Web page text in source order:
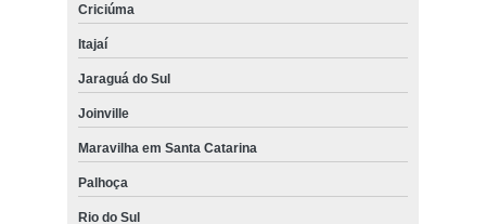
Criciúma
Itajaí
Jaraguá do Sul
Joinville
Maravilha em Santa Catarina
Palhoça
Rio do Sul